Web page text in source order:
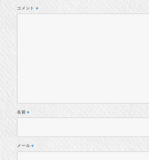
コメント ※
名前※
メール ※